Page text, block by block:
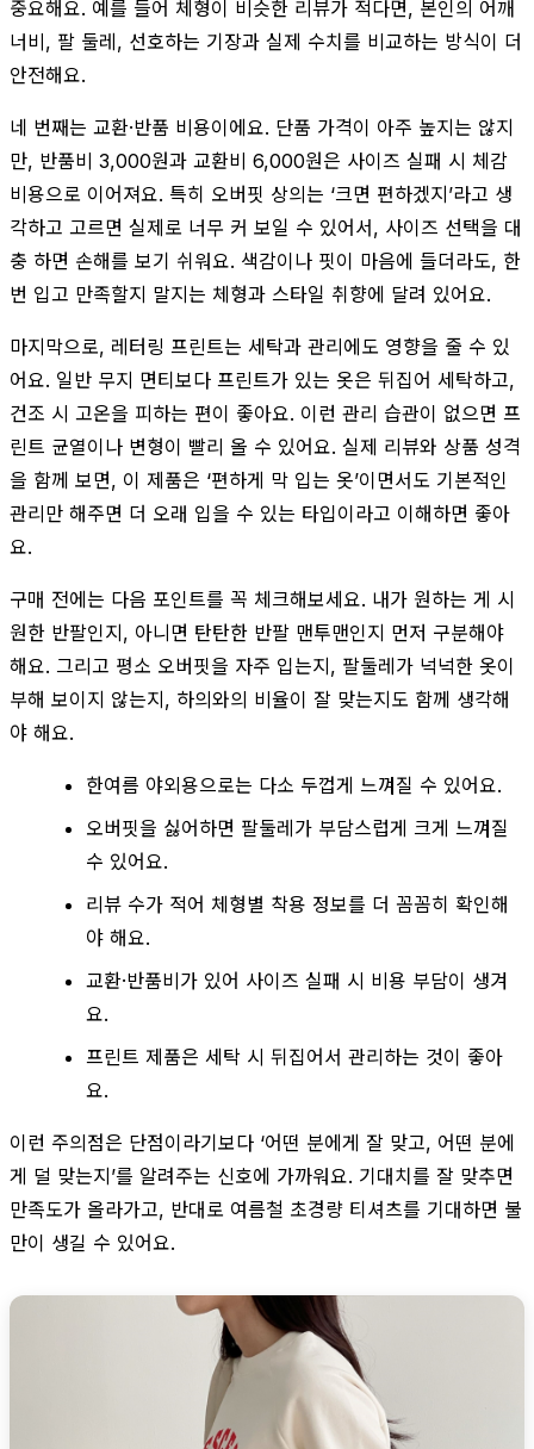
중요해요. 예를 들어 체형이 비슷한 리뷰가 적다면, 본인의 어깨
너비, 팔 둘레, 선호하는 기장과 실제 수치를 비교하는 방식이 더
안전해요.
네 번째는 교환·반품 비용이에요. 단품 가격이 아주 높지는 않지
만, 반품비 3,000원과 교환비 6,000원은 사이즈 실패 시 체감
비용으로 이어져요. 특히 오버핏 상의는 ‘크면 편하겠지’라고 생
각하고 고르면 실제로 너무 커 보일 수 있어서, 사이즈 선택을 대
충 하면 손해를 보기 쉬워요. 색감이나 핏이 마음에 들더라도, 한
번 입고 만족할지 말지는 체형과 스타일 취향에 달려 있어요.
마지막으로, 레터링 프린트는 세탁과 관리에도 영향을 줄 수 있
어요. 일반 무지 면티보다 프린트가 있는 옷은 뒤집어 세탁하고,
건조 시 고온을 피하는 편이 좋아요. 이런 관리 습관이 없으면 프
린트 균열이나 변형이 빨리 올 수 있어요. 실제 리뷰와 상품 성격
을 함께 보면, 이 제품은 ‘편하게 막 입는 옷’이면서도 기본적인
관리만 해주면 더 오래 입을 수 있는 타입이라고 이해하면 좋아
요.
구매 전에는 다음 포인트를 꼭 체크해보세요. 내가 원하는 게 시
원한 반팔인지, 아니면 탄탄한 반팔 맨투맨인지 먼저 구분해야
해요. 그리고 평소 오버핏을 자주 입는지, 팔둘레가 넉넉한 옷이
부해 보이지 않는지, 하의와의 비율이 잘 맞는지도 함께 생각해
야 해요.
한여름 야외용으로는 다소 두껍게 느껴질 수 있어요.
오버핏을 싫어하면 팔둘레가 부담스럽게 크게 느껴질
수 있어요.
리뷰 수가 적어 체형별 착용 정보를 더 꼼꼼히 확인해
야 해요.
교환·반품비가 있어 사이즈 실패 시 비용 부담이 생겨
요.
프린트 제품은 세탁 시 뒤집어서 관리하는 것이 좋아
요.
이런 주의점은 단점이라기보다 ‘어떤 분에게 잘 맞고, 어떤 분에
게 덜 맞는지’를 알려주는 신호에 가까워요. 기대치를 잘 맞추면
만족도가 올라가고, 반대로 여름철 초경량 티셔츠를 기대하면 불
만이 생길 수 있어요.